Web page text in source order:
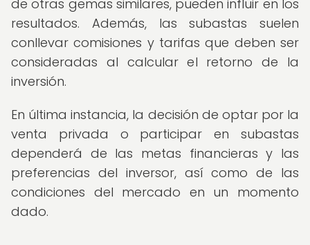
de otras gemas similares, pueden influir en los
resultados. Además, las subastas suelen
conllevar comisiones y tarifas que deben ser
consideradas al calcular el retorno de la
inversión.
En última instancia, la decisión de optar por la
venta privada o participar en subastas
dependerá de las metas financieras y las
preferencias del inversor, así como de las
condiciones del mercado en un momento
dado.